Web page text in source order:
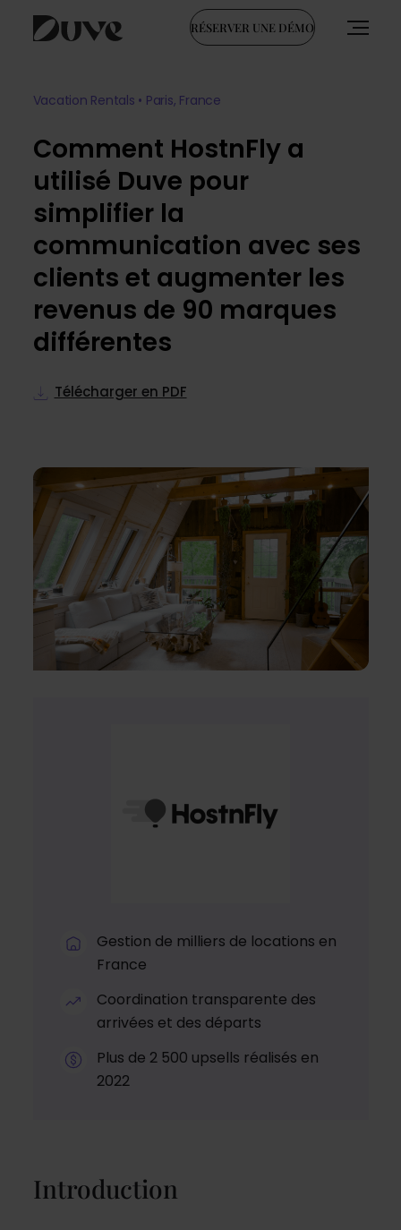
content
RÉSERVER UNE DÉMO
Vacation Rentals • Paris, France
Comment HostnFly a
utilisé Duve pour
simplifier la
communication avec ses
clients et augmenter les
revenus de 90 marques
différentes
Télécharger en PDF
Gestion de milliers de locations en
France
Coordination transparente des
arrivées et des départs
Plus de 2 500 upsells réalisés en
2022
Introduction